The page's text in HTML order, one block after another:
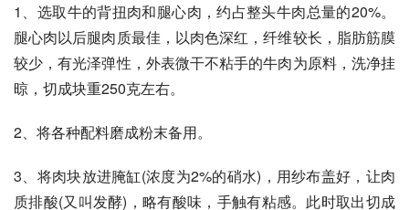
1、选取牛的背扭肉和腿心肉，约占整头牛肉总量的20%。
腿心肉以后腿肉质最佳，以肉色深红，纤维较长，脂肪筋膜
较少，有光泽弹性，外表微干不粘手的牛肉为原料，洗净挂
晾，切成块重250克左右。
2、将各种配料磨成粉末备用。
3、将肉块放进腌缸(浓度为2%的硝水)，用纱布盖好，让肉
质排酸(又叫发酵)，略有酸味，手触有粘感。此时取出切成